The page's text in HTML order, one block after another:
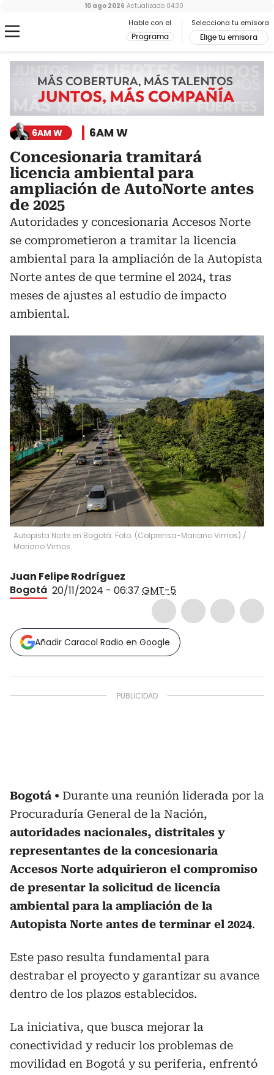
Hable con el
Programa
Selecciona tu emisora
Elige tu emisora
10 ago 2026 Actualizado 04:30
6AM W 6AM W
Concesionaria tramitará
licencia ambiental para
ampliación de AutoNorte antes
de 2025
Autoridades y concesionaria Accesos Norte
se comprometieron a tramitar la licencia
ambiental para la ampliación de la Autopista
Norte antes de que termine el 2024, tras
meses de ajustes al estudio de impacto
ambiental.
Autopista Norte en Bogotá. Foto: (Colprensa-Mariano Vimos) /
Mariano Vimos
Juan Felipe Rodríguez
Bogotá 20/11/2024 - 06:37 GMT-5
Añadir Caracol Radio en Google
Bogotá
Durante una reunión liderada por la
Procuraduría General de la Nación,
autoridades nacionales, distritales y
representantes de la concesionaria
Accesos Norte adquirieron el compromiso
de presentar la solicitud de licencia
ambiental para la ampliación de la
Autopista Norte antes de terminar el 2024.
Este paso resulta fundamental para
destrabar el proyecto y garantizar su avance
dentro de los plazos establecidos.
La iniciativa, que busca mejorar la
conectividad y reducir los problemas de
movilidad en Bogotá y su periferia, enfrentó